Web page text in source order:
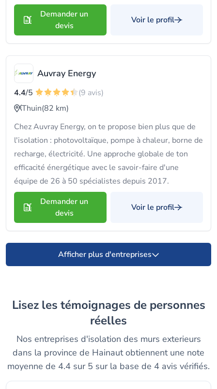
Demander un
devis
Voir le profil
Auvray Energy
4.4/5
(9 avis)
Thuin(82 km)
Chez Auvray Energy, on te propose bien plus que de
l'isolation : photovoltaïque, pompe à chaleur, borne de
recharge, électricité. Une approche globale de ton
efficacité énergétique avec le savoir-faire d'une
équipe de 26 à 50 spécialistes depuis 2017.
Demander un
devis
Voir le profil
Afficher plus d'entreprises
Lisez les témoignages de personnes
réelles
Nos entreprises d'isolation des murs exterieurs
dans la province de Hainaut obtiennent une note
moyenne de 4.4 sur 5 sur la base de 4 avis vérifiés.